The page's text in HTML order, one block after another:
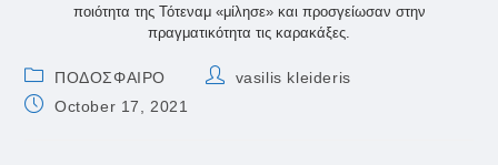
ποιότητα της Τότεναμ «μίλησε» και προσγείωσαν στην
πραγματικότητα τις καρακάξες.
Post
category:
ΠΟΔΟΣΦΑΙΡΟ
Postvasilis kleideris
PostOctober 17, 2021